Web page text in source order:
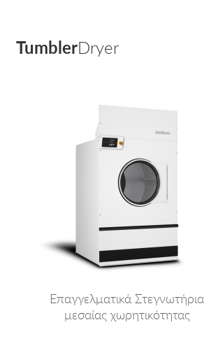
TumblerDryer
Επαγγελματικά Στεγνωτήρια
μεσαίας χωρητικότητας